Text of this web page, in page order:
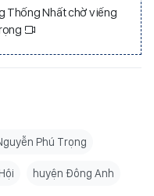
Thống Nhất chờ viếng
Phú Trọng
huyện Đông Anh